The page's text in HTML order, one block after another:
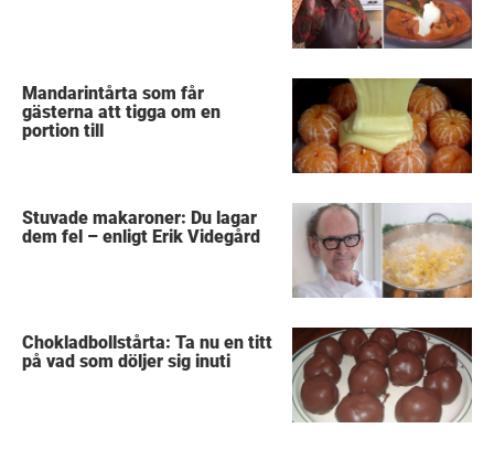
Mandarintårta som får
gästerna att tigga om en
portion till
Stuvade makaroner: Du lagar
dem fel – enligt Erik Videgård
Chokladbollstårta: Ta nu en titt
på vad som döljer sig inuti